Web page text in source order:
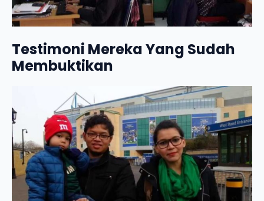
Testimoni Mereka Yang Sudah
Membuktikan